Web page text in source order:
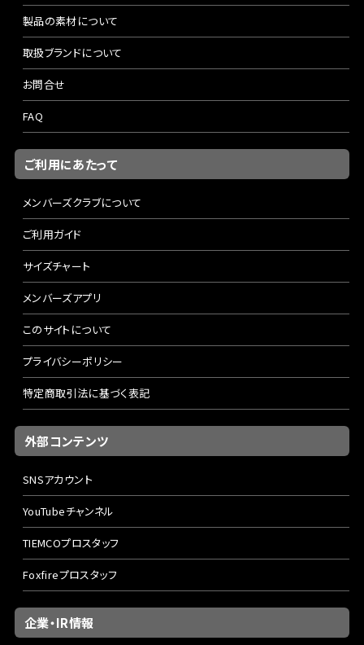
製品の素材について
取扱ブランドについて
お問合せ
FAQ
ご利用にあたって
メンバーズクラブについて
ご利用ガイド
サイズチャート
メンバーズアプリ
このサイトについて
プライバシーポリシー
特定商取引法に基づく表記
外部コンテンツ
SNSアカウント
YouTubeチャンネル
TIEMCOプロスタッフ
Foxfireプロスタッフ
企業・IR情報